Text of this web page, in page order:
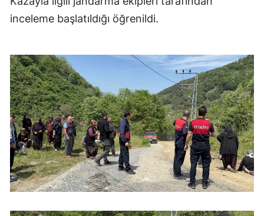
inceleme başlatıldığı öğrenildi.